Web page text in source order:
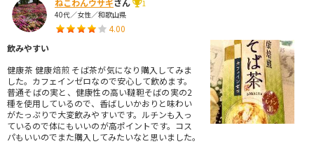
1
40代／女性／和歌山県
4.00
飲みやすい
健康茶 健康焙煎 そば茶が気になり購入してみま
した。カフェインゼロなので安心して飲めます。
普通そばの実と、健康性の高い韃靼そばの実の2
種を使用しているので、香ばしいかおりと味わい
がたっぷりで大変飲みやすいです。ルチンも入っ
ているので体にもいいのが高ポイントです。コス
パもいいのでまた購入してみたいなと思いました。